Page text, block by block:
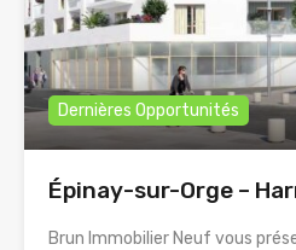
Dernières Opportunités
Épinay-sur-Orge –
Brun Immobilier Neuf vous